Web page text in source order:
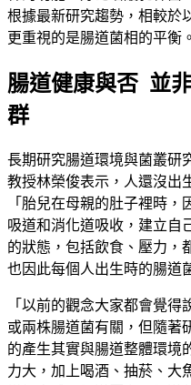
根據最新研究趨勢，相較於
更重視的是腸道菌相的平衡。
腸道健康與否 並
群
長期研究腸道環境與菌叢研
教授林榮俊表示，人還沒出
「胎兒在母親的肚子裡時
吸道和消化道吸收，建立自
的狀態，包括飲食、壓力，
也因此每個人出生時的腸道
「以前的觀念大家都會覺
或兩株腸道菌有關，但隨著
的產生其實與腸道整體環境
力大，加上喝酒、抽菸、大